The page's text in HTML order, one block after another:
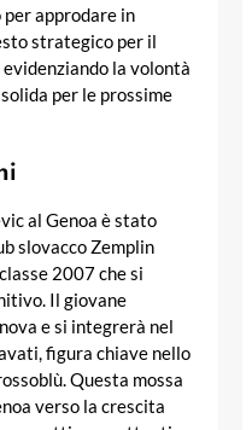
approdare in
strategico per il
la volontà
per le prossime
al Genoa è stato
slovacco Zemplin
2007 che si
Il giovane
e si integrerà nel
figura chiave nello
Questa mossa
verso la crescita